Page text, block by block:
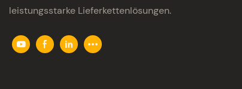
leistungsstarke Lieferkettenlösungen.